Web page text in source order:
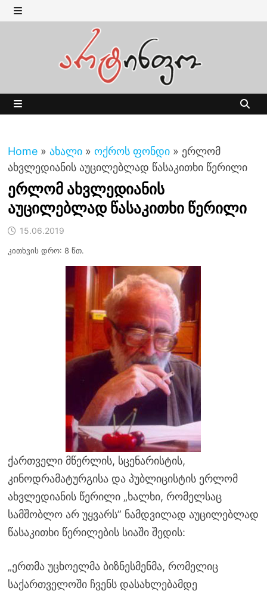
Skip
to MENU
Home » ახალი » ოქროს ფონდი » ერლომ
ახვლედიანის აუცილებლად წასაკითხი წერილი
ერლომ ახვლედიანის
აუცილებლად წასაკითხი წერილი
15.06.2019
კითხვის დრო: 8 წთ.
ქართველი მწერლის, სცენარისტის,
კინოდრამატურგისა და პუბლიცისტის ერლომ
ახვლედიანის წერილი „ხალხი, რომელსაც
სამშობლო არ უყვარს” ნამდვილად აუცილებლად
წასაკითხი წერილების სიაში შედის:
„ერთმა უცხოელმა ბიზნესმენმა, რომელიც
საქართველოში ჩვენს დასახლებამდე